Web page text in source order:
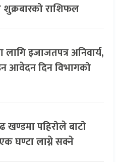
राशिफल
लागि इजाजतपत्र अनिवार्य,
आवेदन दिन विभागको
खण्डमा पहिरोले बाटो
घण्टा लाग्ने सक्ने